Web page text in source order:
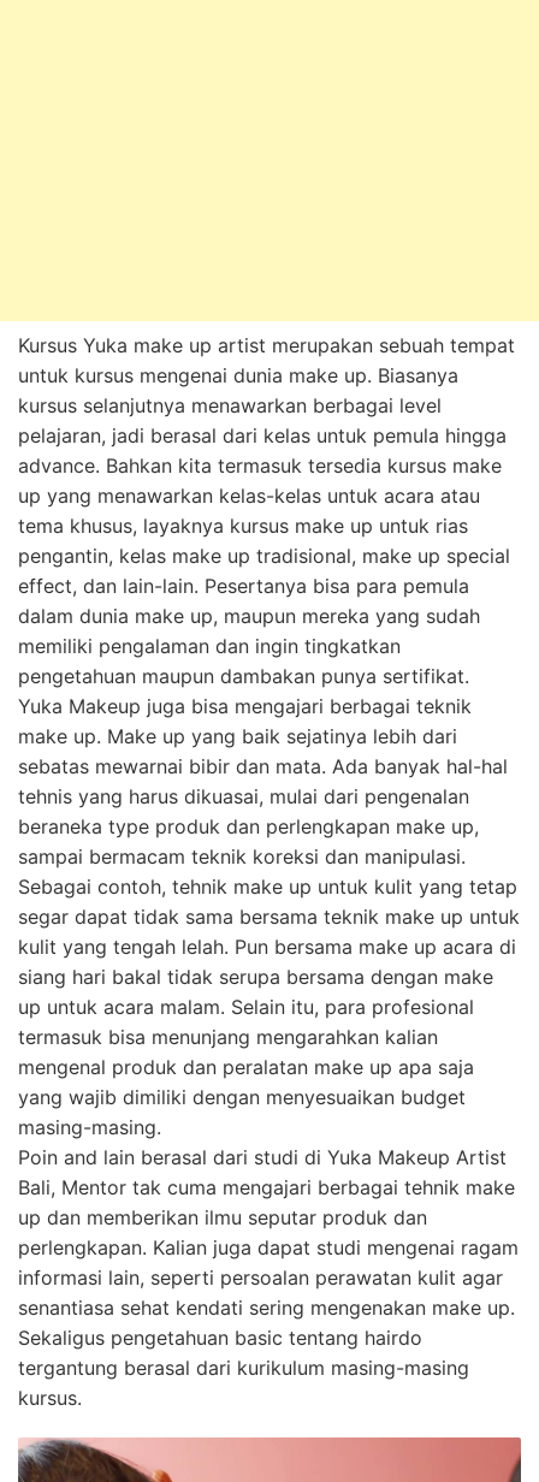
Kursus Yuka make up artist merupakan sebuah tempat
untuk kursus mengenai dunia make up. Biasanya
kursus selanjutnya menawarkan berbagai level
pelajaran, jadi berasal dari kelas untuk pemula hingga
advance. Bahkan kita termasuk tersedia kursus make
up yang menawarkan kelas-kelas untuk acara atau
tema khusus, layaknya kursus make up untuk rias
pengantin, kelas make up tradisional, make up special
effect, dan lain-lain. Pesertanya bisa para pemula
dalam dunia make up, maupun mereka yang sudah
memiliki pengalaman dan ingin tingkatkan
pengetahuan maupun dambakan punya sertifikat.
Yuka Makeup juga bisa mengajari berbagai teknik
make up. Make up yang baik sejatinya lebih dari
sebatas mewarnai bibir dan mata. Ada banyak hal-hal
tehnis yang harus dikuasai, mulai dari pengenalan
beraneka type produk dan perlengkapan make up,
sampai bermacam teknik koreksi dan manipulasi.
Sebagai contoh, tehnik make up untuk kulit yang tetap
segar dapat tidak sama bersama teknik make up untuk
kulit yang tengah lelah. Pun bersama make up acara di
siang hari bakal tidak serupa bersama dengan make
up untuk acara malam. Selain itu, para profesional
termasuk bisa menunjang mengarahkan kalian
mengenal produk dan peralatan make up apa saja
yang wajib dimiliki dengan menyesuaikan budget
masing-masing.
Poin and lain berasal dari studi di Yuka Makeup Artist
Bali, Mentor tak cuma mengajari berbagai tehnik make
up dan memberikan ilmu seputar produk dan
perlengkapan. Kalian juga dapat studi mengenai ragam
informasi lain, seperti persoalan perawatan kulit agar
senantiasa sehat kendati sering mengenakan make up.
Sekaligus pengetahuan basic tentang hairdo
tergantung berasal dari kurikulum masing-masing
kursus.